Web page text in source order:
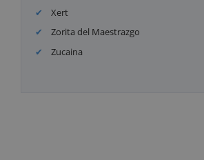
Xert
Zorita del Maestrazgo
Zucaina